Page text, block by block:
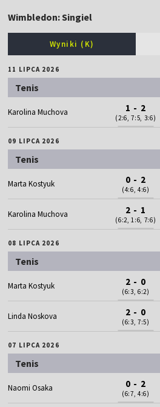
Wimbledon: Singiel
Wyniki (K)
11 LIPCA 2026
Tenis
Karolina Muchova 1 - 2
(2:6, 7:5, 3:6)
09 LIPCA 2026
Tenis
Marta Kostyuk 0 - 2
(4:6, 4:6)
Karolina Muchova 2 - 1
(6:2, 1:6, 7:6)
08 LIPCA 2026
Tenis
Marta Kostyuk 2 - 0
(6:3, 6:2)
Linda Noskova 2 - 0
(6:3, 7:5)
07 LIPCA 2026
Tenis
Naomi Osaka 0 - 2
(6:7, 4:6)